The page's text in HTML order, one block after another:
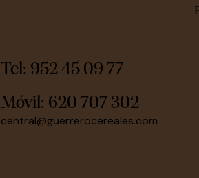
Tel: 952 45 09 77
Móvil: 620 707 302
central@guerrerocereales.com